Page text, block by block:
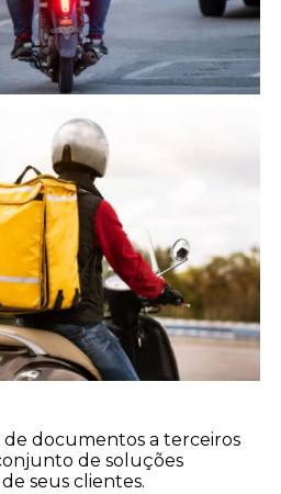
documentos a terceiros
de soluções
seus clientes.